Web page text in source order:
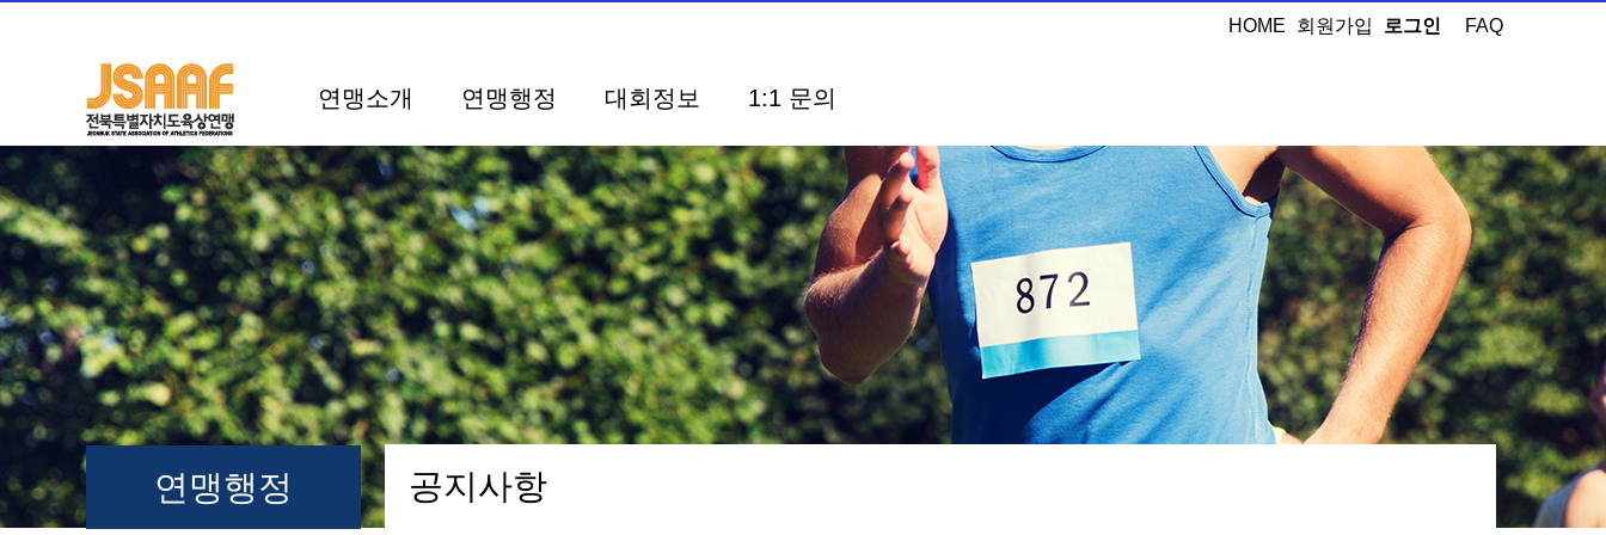
HOME 회원가입 로그인 FAQ
연맹소개 연맹행정 대회정보 1:1 문의
연맹행정 공지사항